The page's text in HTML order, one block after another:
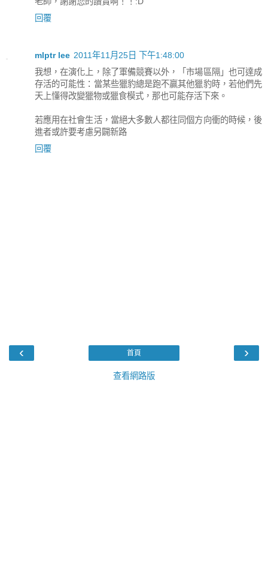
回覆
mlptr lee 2011年11月25日 下午1:48:00
我想，在演化上，除了軍備競賽以外，「市場區隔」也可達成
存活的可能性：當某些獵豹總是跑不贏其他獵豹時，若他們先
天上懂得改變獵物或獵食模式，那也可能存活下來。
若應用在社會生活，當絕大多數人都往同個方向衝的時候，後
進者或許要考慮另闢新路
回覆
‹ ›
首頁
查看網路版